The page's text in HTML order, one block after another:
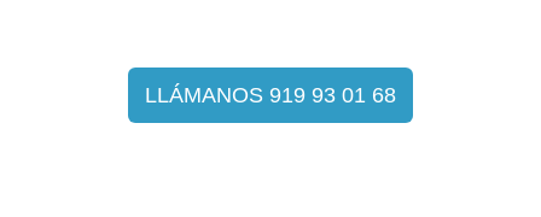
LLÁMANOS 919 93 01 68